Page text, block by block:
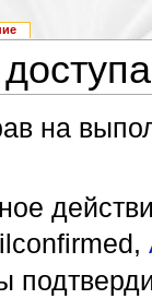
на